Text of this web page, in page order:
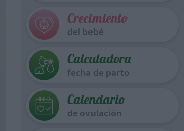
Crecimiento
del bebé
Calculadora
fecha de parto
Calendario
de ovulación